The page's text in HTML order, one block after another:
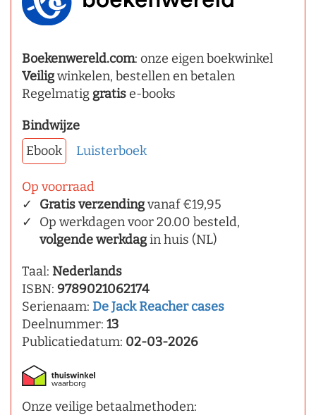
Boekenwereld.com: onze eigen boekwinkel
Veiligwinkelen, bestellen en betalen
Regelmatig gratise-books
Bindwijze
Ebook
Luisterboek
Op voorraad
Gratis verzendingvanaf €19,95
Op werkdagen voor 20.00 besteld,
volgende werkdagin huis (NL)
Taal: Nederlands
ISBN: 9789021062174
Serienaam: De Jack Reacher cases
Deelnummer: 13
Publicatiedatum: 02-03-2026
Onze veilige betaalmethoden: